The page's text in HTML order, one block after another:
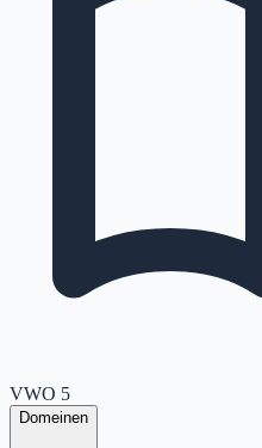
VWO 5
Domeinen